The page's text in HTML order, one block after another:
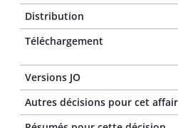
Distribution
Téléchargement
Versions JO
Autres décisions pour cet